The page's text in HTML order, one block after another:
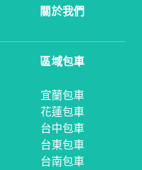
關於我們
區域包車
宜蘭包車
花蓮包車
台中包車
台東包車
台南包車